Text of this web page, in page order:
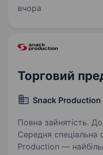
справжню красу. У
вчора
Торговий
Snack Production
Повна зайнятість.
Середня спеціальна освіта.
Production —